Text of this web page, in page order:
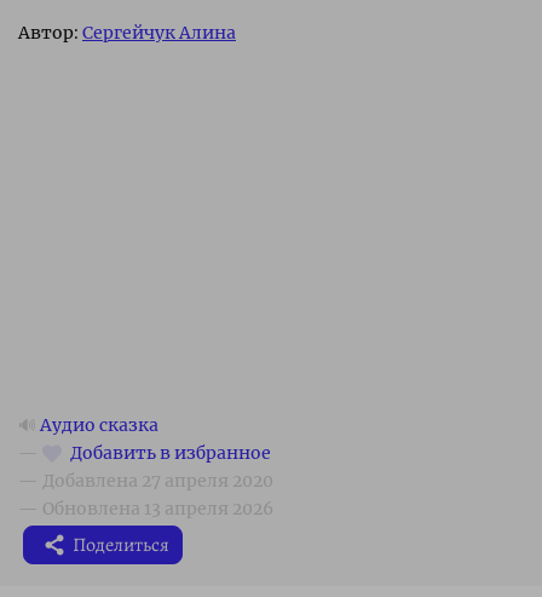
Автор: Сергейчук Алина
🔊 Аудио сказка
Поделиться